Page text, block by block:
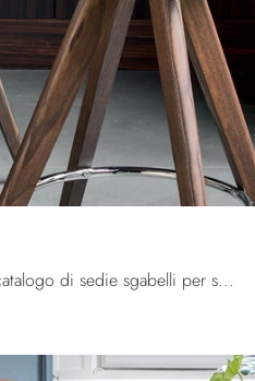
Clicca per scoprire un ricco catalogo di sedie sgabelli per stanze moderne: il modello Palm Sgabello di Calligaris ti sta aspettando!